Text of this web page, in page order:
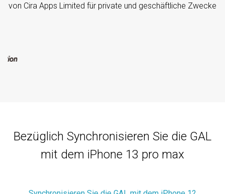
von Cira Apps Limited für private und geschäftliche Zwecke
Bezüglich Synchronisieren Sie die GAL
mit dem iPhone 13 pro max